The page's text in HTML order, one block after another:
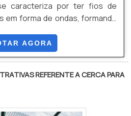
caracteriza por ter fios de
ondas, formando
conforme sua necessidade,
produto, e qualidade no
produto por encomenda sob
Resistência,
AGORA
REFERENTE A CERCA PARA